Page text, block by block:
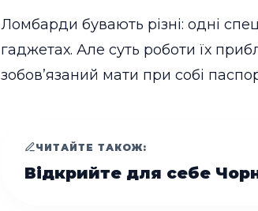
Ломбарди бувають різні: одні
гаджетах. Але суть роботи їх
зобов’язаний мати при собі
ЧИТАЙТЕ ТАКОЖ:
Відкрийте для себе